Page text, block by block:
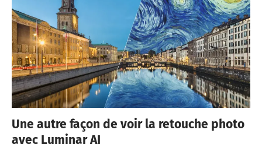
Une autre façon de voir la retouche photo
avec Luminar AI